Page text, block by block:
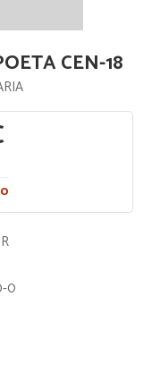
CEN-18
0